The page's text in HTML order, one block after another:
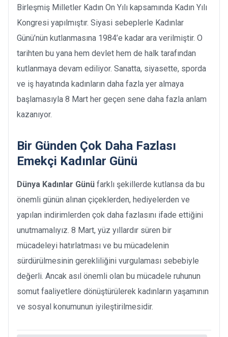
Birleşmiş Milletler Kadın On Yılı kapsamında Kadın Yılı
Kongresi yapılmıştır. Siyasi sebeplerle Kadınlar
Günü’nün kutlanmasına 1984’e kadar ara verilmiştir. O
tarihten bu yana hem devlet hem de halk tarafından
kutlanmaya devam ediliyor. Sanatta, siyasette, sporda
ve iş hayatında kadınların daha fazla yer almaya
başlamasıyla 8 Mart her geçen sene daha fazla anlam
kazanıyor.
Bir Günden Çok Daha Fazlası
Emekçi Kadınlar Günü
Dünya Kadınlar Günü farklı şekillerde kutlansa da bu
önemli günün alınan çiçeklerden, hediyelerden ve
yapılan indirimlerden çok daha fazlasını ifade ettiğini
unutmamalıyız. 8 Mart, yüz yıllardır süren bir
mücadeleyi hatırlatması ve bu mücadelenin
sürdürülmesinin gerekliliğini vurgulaması sebebiyle
değerli. Ancak asıl önemli olan bu mücadele ruhunun
somut faaliyetlere dönüştürülerek kadınların yaşamının
ve sosyal konumunun iyileştirilmesidir.